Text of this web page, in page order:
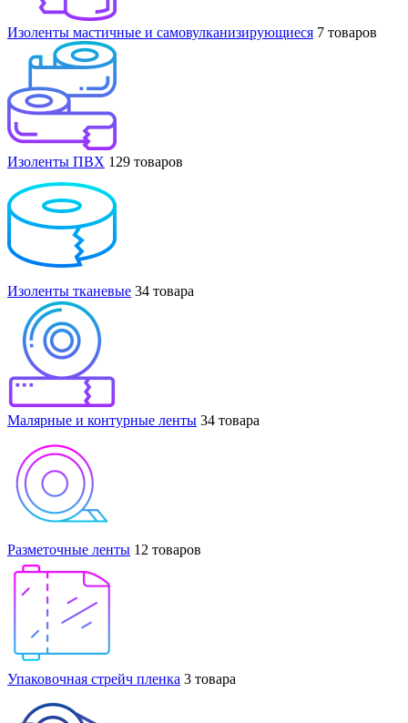
Изоленты мастичные и самовулканизирующиеся 7 товаров
Изоленты ПВХ 129 товаров
Изоленты тканевые 34 товара
Малярные и контурные ленты 34 товара
Разметочные ленты 12 товаров
Упаковочная стрейч пленка 3 товара